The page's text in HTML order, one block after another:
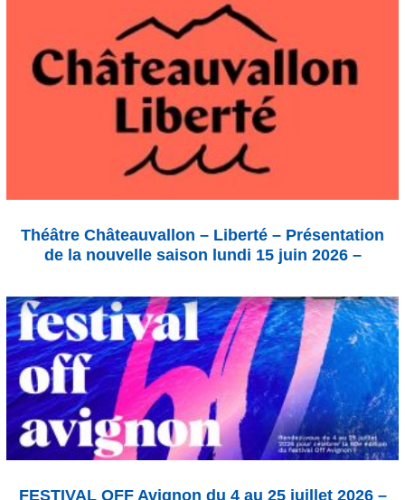
Théâtre Châteauvallon – Liberté – Présentation
de la nouvelle saison lundi 15 juin 2026 –
FESTIVAL OFF Avignon du 4 au 25 juillet 2026 –